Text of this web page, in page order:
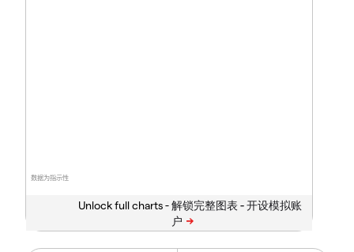
数据为指示性
Unlock full charts -